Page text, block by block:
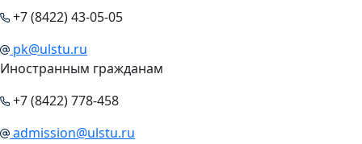
+7 (8422) 43-05-05
pk@ulstu.ru
Иностранным гражданам
+7 (8422) 778-458
admission@ulstu.ru